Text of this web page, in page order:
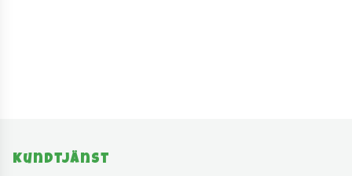
Kundtjänst